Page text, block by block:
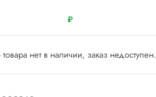
₽
товара нет в наличии, заказ недоступен.